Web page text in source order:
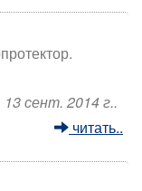
13 сент. 2014 г..
читать..